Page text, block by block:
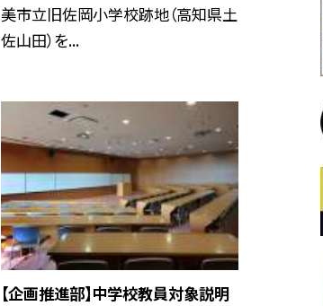
美市立旧佐岡小学校跡地（高知県土
佐山田）を...
【企画推進部】中学校教員対象説明